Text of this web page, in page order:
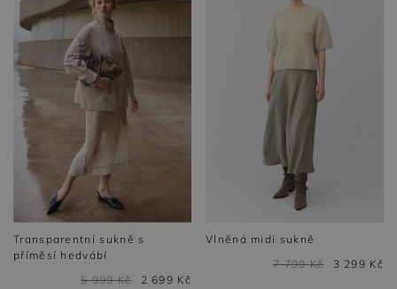
Transparentní sukně s
příměsí hedvábí
5 999 Kč
2 699 Kč
Vlněná midi sukně
7 799 Kč
3 299 Kč